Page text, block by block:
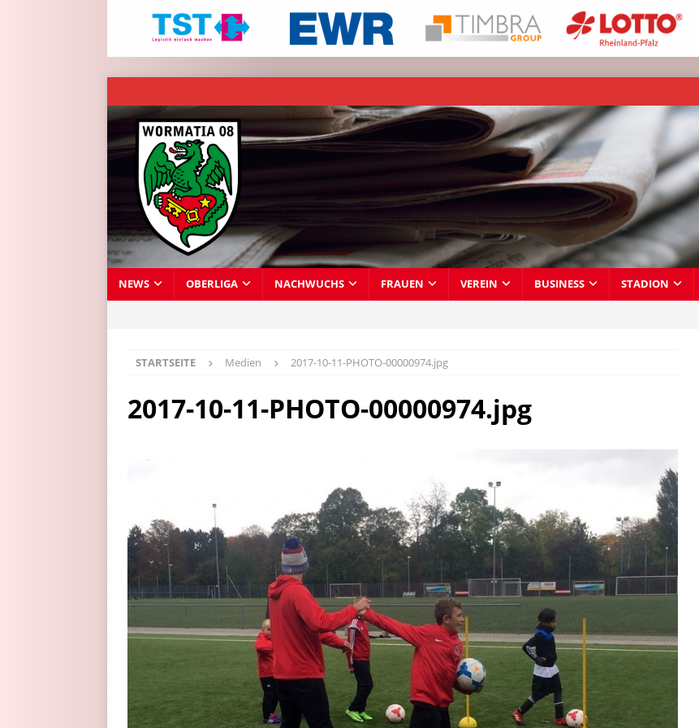
NEWS OBERLIGA NACHWUCHS FRAUEN VEREIN BUSINESS STADION
STARTSEITE Medien 2017-10-11-PHOTO-00000974.jpg
2017-10-11-PHOTO-00000974.jpg